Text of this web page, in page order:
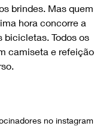
brindes. Mas quem
hora concorre a
bicicletas. Todos os
camiseta e refeição
no instagram